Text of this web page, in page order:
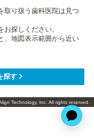
取り扱う歯科医院は見つ
探しください。
、地図表示範囲から近い
Technology, Inc. All rights reserved.